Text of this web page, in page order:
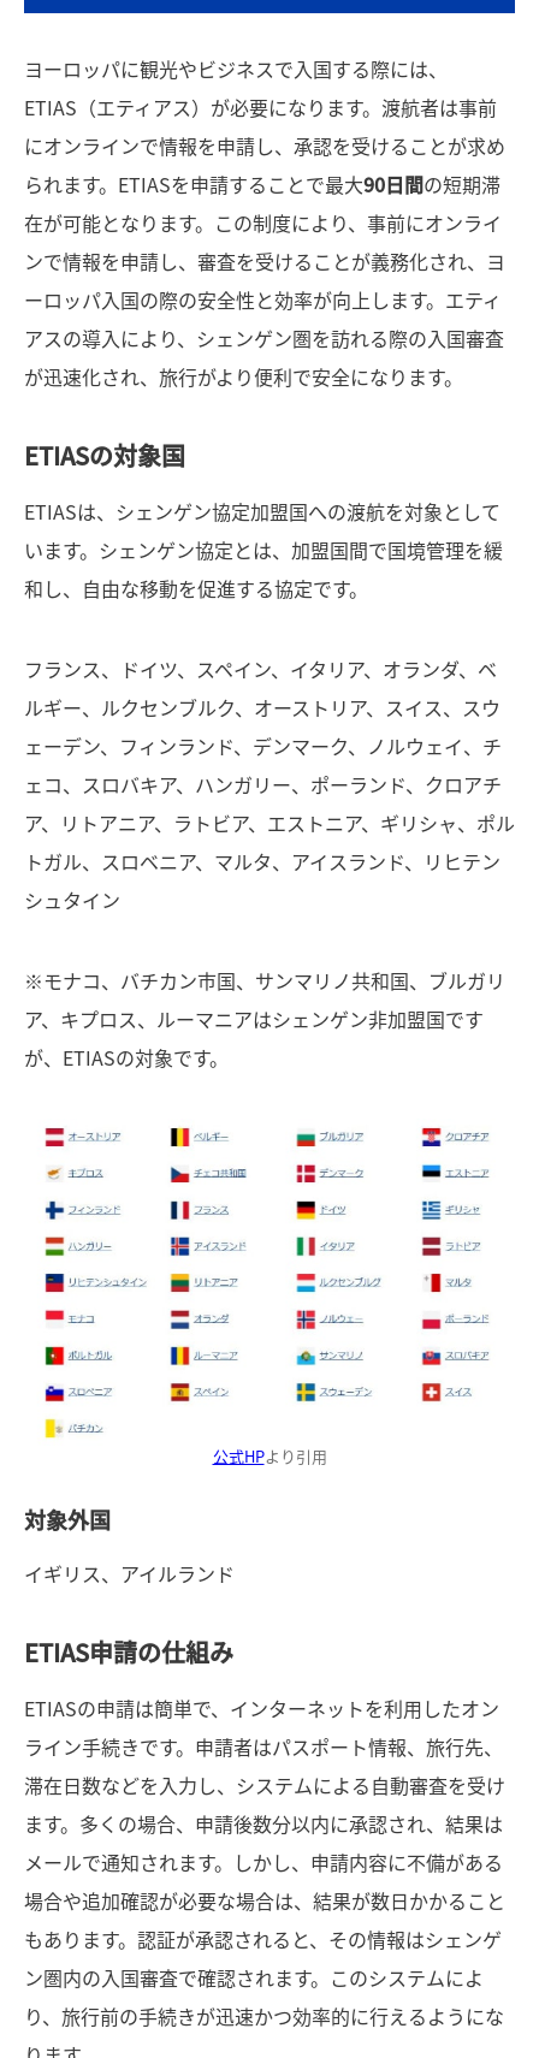
ヨーロッパに観光やビジネスで入国する際には、
ETIAS（エティアス）が必要になります。渡航者は事前
にオンラインで情報を申請し、承認を受けることが求め
られます。ETIASを申請することで最大90日間の短期滞
在が可能となります。この制度により、事前にオンライ
ンで情報を申請し、審査を受けることが義務化され、ヨ
ーロッパ入国の際の安全性と効率が向上します。エティ
アスの導入により、シェンゲン圏を訪れる際の入国審査
が迅速化され、旅行がより便利で安全になります。
ETIASの対象国
ETIASは、シェンゲン協定加盟国への渡航を対象として
います。シェンゲン協定とは、加盟国間で国境管理を緩
和し、自由な移動を促進する協定です。
フランス、ドイツ、スペイン、イタリア、オランダ、ベ
ルギー、ルクセンブルク、オーストリア、スイス、スウ
ェーデン、フィンランド、デンマーク、ノルウェイ、チ
ェコ、スロバキア、ハンガリー、ポーランド、クロアチ
ア、リトアニア、ラトビア、エストニア、ギリシャ、ポル
トガル、スロベニア、マルタ、アイスランド、リヒテン
シュタイン
※モナコ、バチカン市国、サンマリノ共和国、ブルガリ
ア、キプロス、ルーマニアはシェンゲン非加盟国です
が、ETIASの対象です。
公式HPより引用
対象外国
イギリス、アイルランド
ETIAS申請の仕組み
ETIASの申請は簡単で、インターネットを利用したオン
ライン手続きです。申請者はパスポート情報、旅行先、
滞在日数などを入力し、システムによる自動審査を受け
ます。多くの場合、申請後数分以内に承認され、結果は
メールで通知されます。しかし、申請内容に不備がある
場合や追加確認が必要な場合は、結果が数日かかること
もあります。認証が承認されると、その情報はシェンゲ
ン圏内の入国審査で確認されます。このシステムによ
り、旅行前の手続きが迅速かつ効率的に行えるようにな